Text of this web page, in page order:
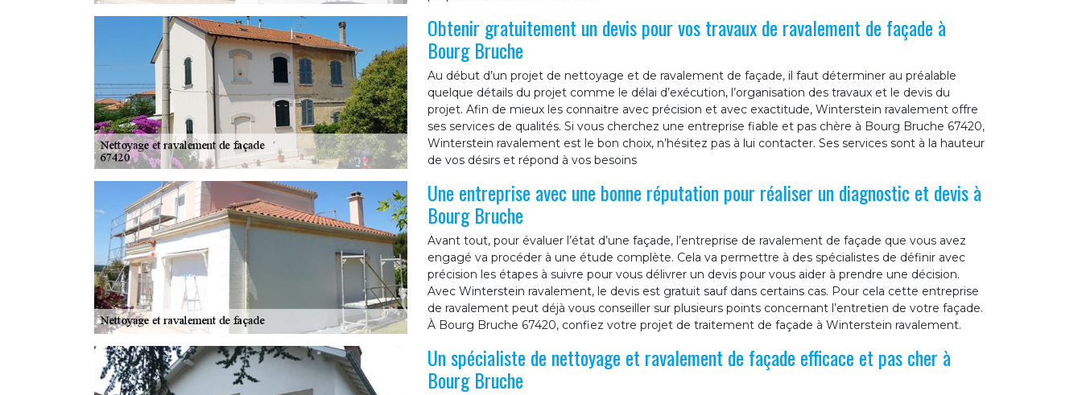
Obtenir gratuitement un devis pour vos travaux de ravalement de façade à
Bourg Bruche
Au début d’un projet de nettoyage et de ravalement de façade, il faut déterminer au préalable
quelque détails du projet comme le délai d’exécution, l’organisation des travaux et le devis du
projet. Afin de mieux les connaitre avec précision et avec exactitude, Winterstein ravalement offre
ses services de qualités. Si vous cherchez une entreprise fiable et pas chère à Bourg Bruche 67420,
Winterstein ravalement est le bon choix, n’hésitez pas à lui contacter. Ses services sont à la hauteur
de vos désirs et répond à vos besoins
Une entreprise avec une bonne réputation pour réaliser un diagnostic et devis à
Bourg Bruche
Avant tout, pour évaluer l’état d’une façade, l’entreprise de ravalement de façade que vous avez
engagé va procéder à une étude complète. Cela va permettre à des spécialistes de définir avec
précision les étapes à suivre pour vous délivrer un devis pour vous aider à prendre une décision.
Avec Winterstein ravalement, le devis est gratuit sauf dans certains cas. Pour cela cette entreprise
de ravalement peut déjà vous conseiller sur plusieurs points concernant l’entretien de votre façade.
À Bourg Bruche 67420, confiez votre projet de traitement de façade à Winterstein ravalement.
Un spécialiste de nettoyage et ravalement de façade efficace et pas cher à
Bourg Bruche